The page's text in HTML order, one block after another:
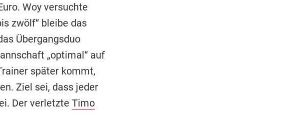
Woy versuchte
zwölf“ bleibe das
Übergangsduo
„optimal“ auf
später kommt,
Ziel sei, dass jeder
Der verletzte Timo